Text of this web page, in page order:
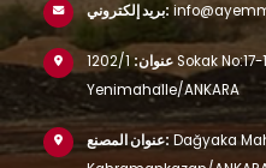
بريد إلكتروني:
عنوان:1202/1 Sokak No:17-19 Ostim OSB
Yenimahalle/ANKARA
عنوان المصنع: Dağyaka